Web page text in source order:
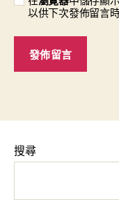
以供下次發佈留言
搜尋